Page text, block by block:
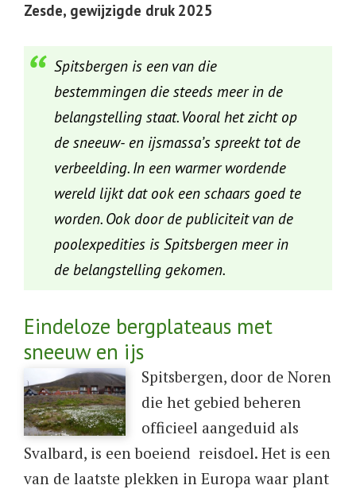
Zesde, gewijzigde druk 2025
Spitsbergen is een van die
bestemmingen die steeds meer in de
belangstelling staat. Vooral het zicht op
de sneeuw- en ijsmassa’s spreekt tot de
verbeelding. In een warmer wordende
wereld lijkt dat ook een schaars goed te
worden. Ook door de publiciteit van de
poolexpedities is Spitsbergen meer in
de belangstelling gekomen.
Eindeloze bergplateaus met
sneeuw en ijs
​Spitsbergen, door de Noren
die het gebied beheren
officieel aangeduid als
Svalbard, is een boeiend reisdoel. Het is een
van de laatste plekken in Europa waar plant